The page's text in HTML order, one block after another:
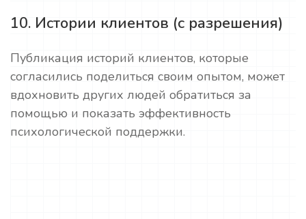
10. Истории клиентов (с разрешения)
Публикация историй клиентов, которые
согласились поделиться своим опытом, может
вдохновить других людей обратиться за
помощью и показать эффективность
психологической поддержки.